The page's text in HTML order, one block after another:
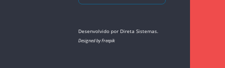
Desenvolvido por Direta Sistemas.
Designed by Freepik